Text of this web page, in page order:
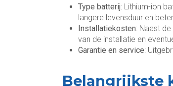
Type batterij: Lithium-ion
langere levensduur en
Installatiekosten: Naast
van de installatie en
Garantie en service:
Belangrijkste